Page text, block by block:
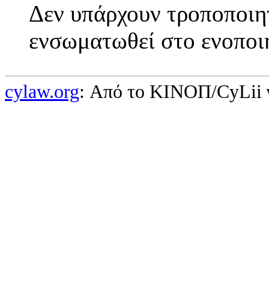
Δεν υπάρχουν
ενσωματωθεί στο
cylaw.org: Από το ΚΙΝOΠ/CyLii